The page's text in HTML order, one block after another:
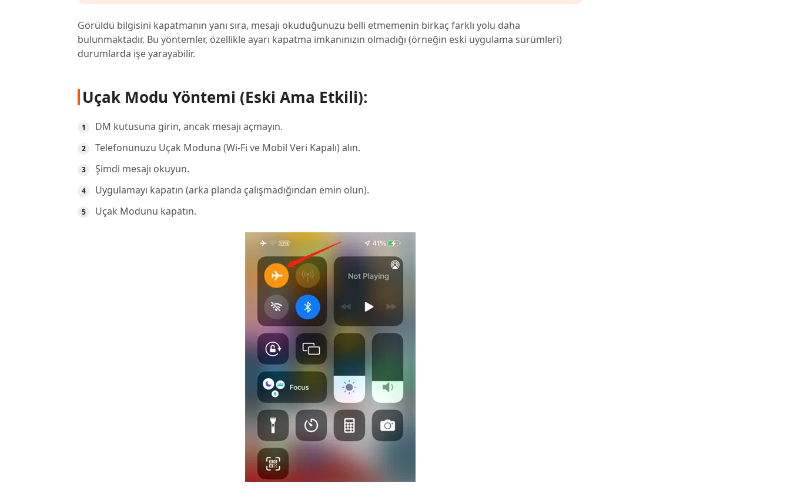
Görüldü bilgisini kapatmanın yanı sıra, mesajı okuduğunuzu belli etmemenin birkaç farklı yolu daha
bulunmaktadır. Bu yöntemler, özellikle ayarı kapatma imkanınızın olmadığı (örneğin eski uygulama sürümleri)
durumlarda işe yarayabilir.
Uçak Modu Yöntemi (Eski Ama Etkili):
DM kutusuna girin, ancak mesajı açmayın.
Telefonunuzu Uçak Moduna (Wi-Fi ve Mobil Veri Kapalı) alın.
Şimdi mesajı okuyun.
Uygulamayı kapatın (arka planda çalışmadığından emin olun).
Uçak Modunu kapatın.